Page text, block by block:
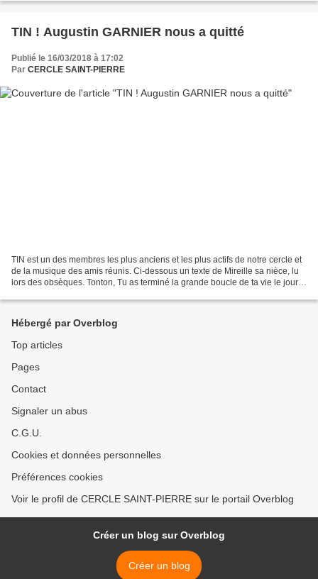
TIN ! Augustin GARNIER nous a quitté
Publié le 16/03/2018 à 17:02
Par CERCLE SAINT-PIERRE
TIN est un des membres les plus anciens et les plus actifs de notre cercle et
de la musique des amis réunis. Ci-dessous un texte de Mireille sa nièce, lu
lors des obsèques. Tonton, Tu as terminé la grande boucle de ta vie le jour
Hébergé par Overblog
Top articles
Pages
Contact
Signaler un abus
C.G.U.
Cookies et données personnelles
Préférences cookies
Voir le profil de CERCLE SAINT-PIERRE sur le portail Overblog
Créer un blog sur Overblog
Créer un blog